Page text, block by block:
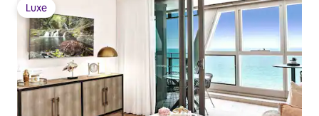
Luxe
Luxe